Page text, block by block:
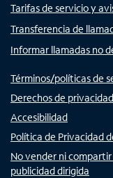
Tarifas de servicio y
Transferencia de
Informar llamadas no
Términos/políticas de
Derechos de privacidad
Accesibilidad
Política de Privacidad
No vender ni
publicidad dirigida